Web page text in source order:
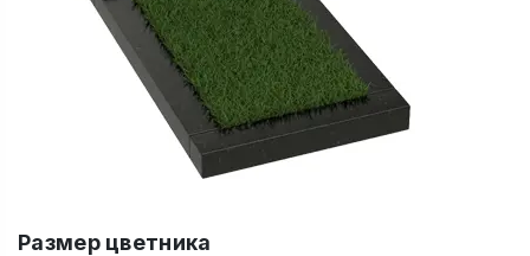
Размер цветника